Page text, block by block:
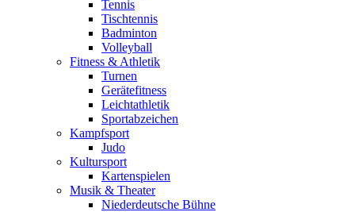
Tennis
Tischtennis
Badminton
Volleyball
Fitness & Athletik
Turnen
Gerätefitness
Leichtathletik
Sportabzeichen
Kampfsport
Judo
Kultursport
Kartenspielen
Musik & Theater
Niederdeutsche Bühne